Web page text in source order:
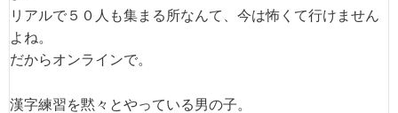
リアルで５０人も集まる所なんて、今は怖くて行けません
よね。
だからオンラインで。
漢字練習を黙々とやっている男の子。